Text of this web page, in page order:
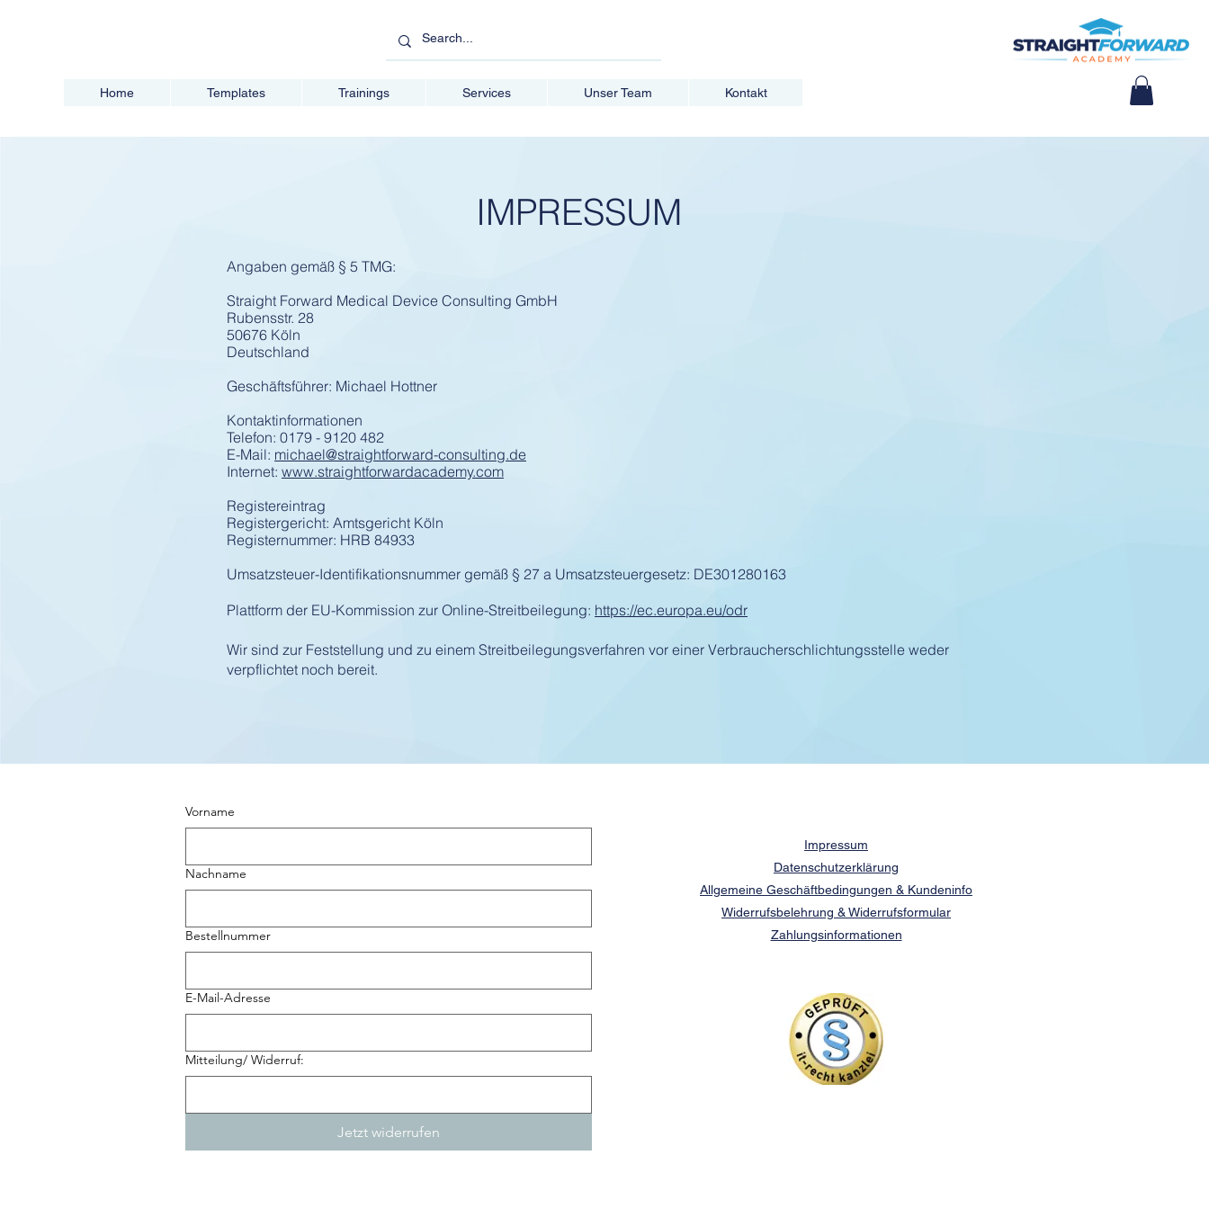
Home Templates Trainings Services Unser Team Kontakt
IMPRESSUM
Angaben gemäß § 5 TMG:
Straight Forward Medical Device Consulting GmbH
Rubensstr. 28
50676 Köln
Deutschland
Geschäftsführer: Michael Hottner
Kontaktinformationen
Telefon: 0179 - 9120 482
E-Mail: michael@straightforward-consulting.de
Internet: www.straightforwardacademy.com
Registereintrag
Registergericht: Amtsgericht Köln
Registernummer: HRB 84933
Umsatzsteuer-Identifikationsnummer gemäß § 27 a Umsatzsteuergesetz: DE301280163
Plattform der EU-Kommission zur Online-Streitbeilegung: https://ec.europa.eu/odr
Wir sind zur Feststellung und zu einem Streitbeilegungsverfahren vor einer Verbraucherschlichtungsstelle weder
verpflichtet noch bereit.
Vorname
Nachname
Bestellnummer
E-Mail-Adresse
Mitteilung/ Widerruf:
Jetzt widerrufen
Impressum
Datenschutzerklärung
Allgemeine Geschäftbedingungen & Kundeninfo
Widerrufsbelehrung & Widerrufsformular
Zahlungsinformationen